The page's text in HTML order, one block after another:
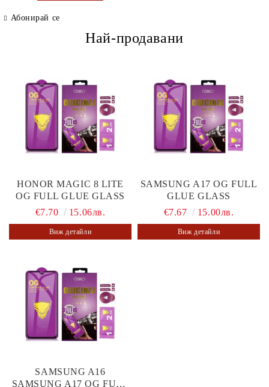
Абонирай се
Най-продавани
HONOR MAGIC 8 LITE
OG FULL GLUE GLASS
€7.70
15.06лв.
Виж детайли
SAMSUNG A17 OG FULL
GLUE GLASS
€7.67
15.00лв.
Виж детайли
SAMSUNG A16
SAMSUNG A17 OG FULL